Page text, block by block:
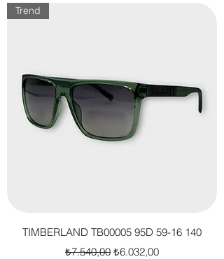
Trend
TIMBERLAND TB00005 95D 59-16 140
Normal Fiyat
₺7.540,00 İndirimli Fiyat
₺6.032,00